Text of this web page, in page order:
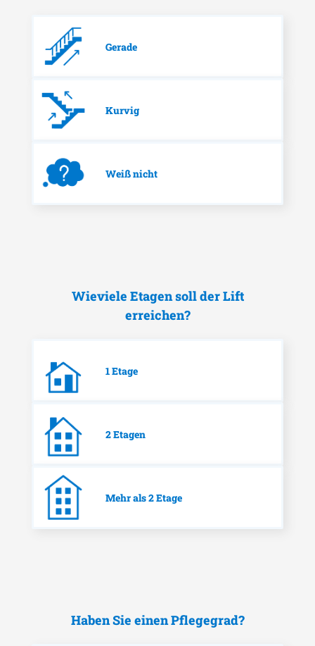
Gerade
Kurvig
Weiß nicht
Wieviele Etagen soll der Lift
erreichen?
1 Etage
2 Etagen
Mehr als 2 Etage
Haben Sie einen Pflegegrad?